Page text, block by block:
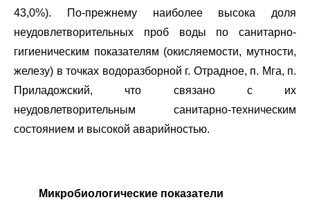
43,0%). По-прежнему наиболее высока доля
неудовлетворительных проб воды по санитарно-
гигиеническим показателям (окисляемости, мутности,
железу) в точках водоразборной г. Отрадное, п. Мга, п.
Приладожский, что связано с их
неудовлетворительным санитарно-техническим
состоянием и высокой аварийностью.
Микробиологические показатели